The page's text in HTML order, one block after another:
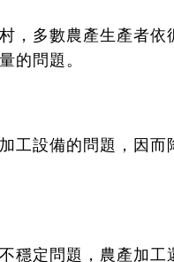
，多數農產生產者
的問題。
工設備的問題，因
穩定問題，農產加